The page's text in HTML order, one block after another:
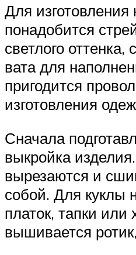
Для изготовления
понадобится
светлого оттенка,
вата для
пригодится
изготовления
Сначала
выкройка
вырезаются и
собой. Для куклы
платок, тапки
вышивается